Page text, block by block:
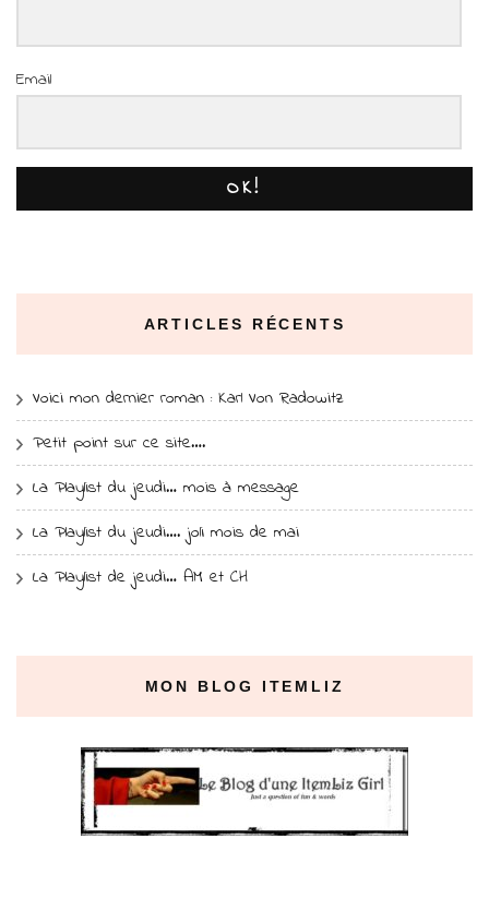
Email
OK!
ARTICLES RÉCENTS
Voici mon dernier roman : Karl Von Radowitz
Petit point sur ce site….
La Playlist du jeudi… mois à message
La Playlist du jeudi…. joli mois de mai
La Playlist de jeudi… AM et CH
MON BLOG ITEMLIZ